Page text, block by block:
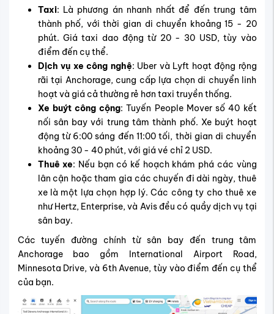
Taxi: Là phương án nhanh nhất để đến trung tâm
thành phố, với thời gian di chuyển khoảng 15 - 20
phút. Giá taxi dao động từ 20 - 30 USD, tùy vào
điểm đến cụ thể.
Dịch vụ xe công nghệ: Uber và Lyft hoạt động rộng
rãi tại Anchorage, cung cấp lựa chọn di chuyển linh
hoạt và giá cả thường rẻ hơn taxi truyền thống.
Xe buýt công cộng: Tuyến People Mover số 40 kết
nối sân bay với trung tâm thành phố. Xe buýt hoạt
động từ 6:00 sáng đến 11:00 tối, thời gian di chuyển
khoảng 30 - 40 phút, với giá vé chỉ 2 USD.
Thuê xe: Nếu bạn có kế hoạch khám phá các vùng
lân cận hoặc tham gia các chuyến đi dài ngày, thuê
xe là một lựa chọn hợp lý. Các công ty cho thuê xe
như Hertz, Enterprise, và Avis đều có quầy dịch vụ tại
sân bay.
Các tuyến đường chính từ sân bay đến trung tâm
Anchorage bao gồm International Airport Road,
Minnesota Drive, và 6th Avenue, tùy vào điểm đến cụ thể
của bạn.